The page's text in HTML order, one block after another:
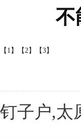
不
【1】 【2】 【3】
钉子户,太